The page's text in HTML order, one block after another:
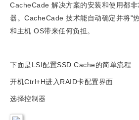
CacheCade 解决方案的安装和使用都
器。CacheCade 技术能自动确定并将"
和主机 OS带来任何负担。
下面是LSI配置SSD Cache的简单流程
开机Ctrl+H进入RAID卡配置界面
选择控制器